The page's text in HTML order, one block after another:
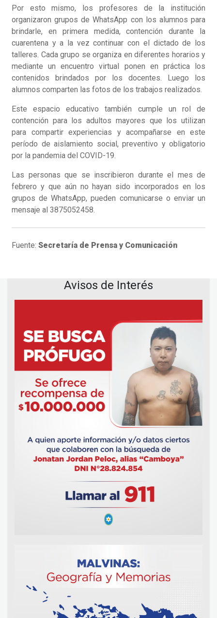
Por esto mismo, los profesores de la institución
organizaron grupos de WhatsApp con los alumnos para
brindarle, en primera medida, contención durante la
cuarentena y a la vez continuar con el dictado de los
talleres. Cada grupo se organiza en diferentes horarios y
mediante un encuentro virtual ponen en práctica los
contenidos brindados por los docentes. Luego los
alumnos comparten las fotos de los trabajos realizados.
Este espacio educativo también cumple un rol de
contención para los adultos mayores que los utilizan
para compartir experiencias y acompañarse en este
período de aislamiento social, preventivo y obligatorio
por la pandemia del COVID-19.
Las personas que se inscribieron durante el mes de
febrero y que aún no hayan sido incorporados en los
grupos de WhatsApp, pueden comunicarse o enviar un
mensaje al 3875052458.
Fuente: Secretaría de Prensa y Comunicación
Avisos de Interés